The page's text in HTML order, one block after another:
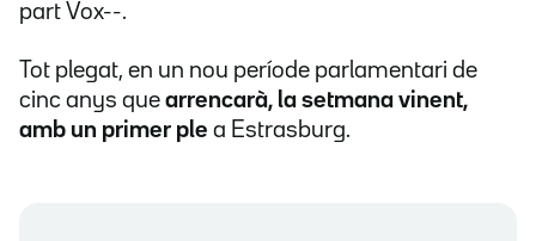
part Vox--.
Tot plegat, en un nou període parlamentari de
cinc anys que arrencarà, la setmana vinent,
amb un primer ple a Estrasburg.